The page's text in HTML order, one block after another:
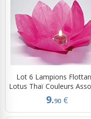
Lot 6 Lampions
Lotus Thaï Couleurs
9.90 €